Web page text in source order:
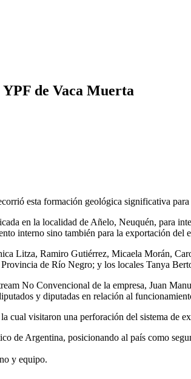
de Vaca Muerta
esta formación geológica significativa
en la localidad de Añelo, Neuquén, para
interno sino también para la exportación del
Litza, Ramiro Gutiérrez, Micaela Morán,
de Río Negro; y los locales Tanya
No Convencional de la empresa, Juan
y diputadas en relación al
cual visitaron una perforación del sistema de
de Argentina, posicionando al país como
y equipo.